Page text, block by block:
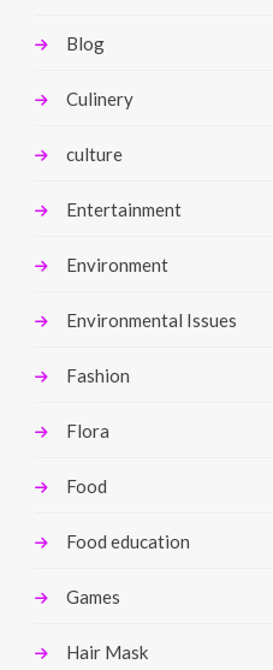
Blog
Culinery
culture
Entertainment
Environment
Environmental Issues
Fashion
Flora
Food
Food education
Games
Hair Mask